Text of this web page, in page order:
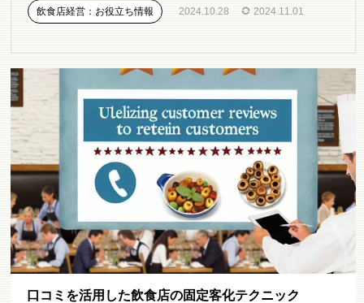
飲食店経営：お役立ち情報 2024.10.28 2024.11.01
口コミを活用した飲食店の固定客化テクニック